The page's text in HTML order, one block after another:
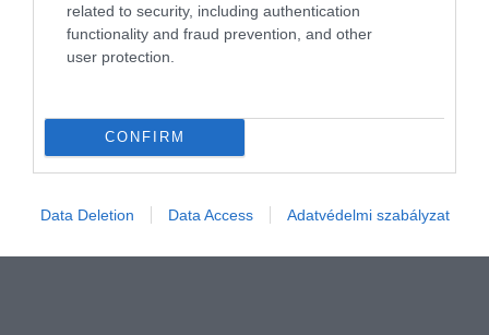
related to security, including authentication
functionality and fraud prevention, and other
user protection.
CONFIRM
Data Deletion Data Access Adatvédelmi szabályzat